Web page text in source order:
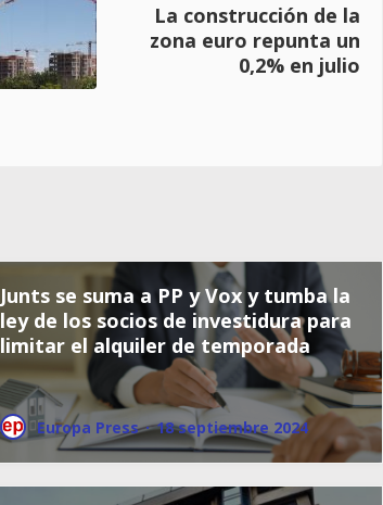
La construcción de la
zona euro repunta un
0,2% en julio
Junts se suma a PP y Vox y tumba la
ley de los socios de investidura para
limitar el alquiler de temporada
Europa Press · 18 septiembre 2024